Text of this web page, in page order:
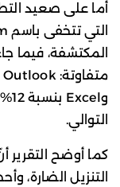
أما على صعيد
التوالي.
كما أوضح التقرير
التنزيل الضارة،